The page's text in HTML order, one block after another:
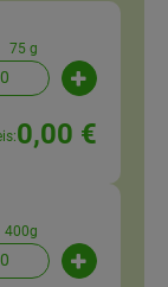
75 g
verringern
0,00 €
400g
verringern